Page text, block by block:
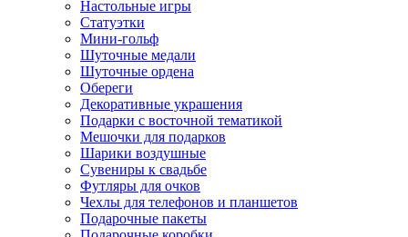
Настольные игры
Статуэтки
Мини-гольф
Шуточные медали
Шуточные ордена
Обереги
Декоративные украшения
Подарки с восточной тематикой
Мешочки для подарков
Шарики воздушные
Сувениры к свадьбе
Футляры для очков
Чехлы для телефонов и планшетов
Подарочные пакеты